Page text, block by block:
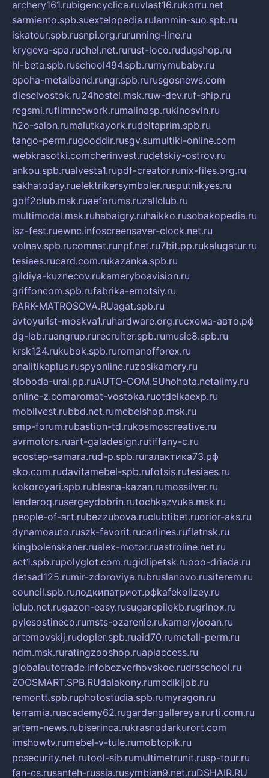
archery161.rubigencyclica.ruvlast16.rukorru.net
sarmiento.spb.suextelopedia.rulammin-suo.spb.ru
iskatour.spb.rusnpi.org.rurunning-line.ru
krygeva-spa.ruchel.net.rurust-loco.rudugshop.ru
hl-beta.spb.ruschool494.spb.rumymubaby.ru
epoha-metalband.rungr.spb.rurusgosnews.com
dieselvostok.ru24hostel.msk.ruw-dev.ruf-ship.ru
regsmi.rufilmnetwork.rumalinasp.rukinosvin.ru
h2o-salon.rumalutkayork.rudeltaprim.spb.ru
tango-perm.rugooddir.rusgv.sumultiki-online.com
webkrasotki.comcherinvest.rudetskiy-ostrov.ru
ankou.spb.rualvesta1.rupdf-creator.runix-files.org.ru
sakhatoday.ruelektrikersymboler.rusputnikyes.ru
golf2club.msk.ruaeforums.ruzallclub.ru
multimodal.msk.ruhabaigry.ruhaikko.rusobakopedia.ru
isz-fest.ruewnc.infoscreensaver-clock.net.ru
volnav.spb.rucomnat.runpf.net.ru7bit.pp.rukalugatur.ru
tesiaes.rucard.com.rukazanka.spb.ru
gildiya-kuznecov.rukameryboavision.ru
griffoncom.spb.rufabrika-emotsiy.ru
PARK-MATROSOVA.RUagat.spb.ru
avtoyurist-moskva1.ruhardware.org.ruсхема-авто.рф
dg-lab.ruangrup.rurecruiter.spb.rumusic8.spb.ru
krsk124.rukubok.spb.ruromanofforex.ru
analitikaplus.ruspyonline.ruzosikamery.ru
sloboda-ural.pp.ruAUTO-COM.SUhohota.netalimy.ru
online-z.comaromat-vostoka.ruotdelkaexp.ru
mobilvest.rubbd.net.rumebelshop.msk.ru
smp-forum.rubastion-td.rukosmoscreative.ru
avrmotors.ruart-galadesign.rutiffany-c.ru
ecostep-samara.rud-p.spb.ruгалактика73.рф
sko.com.rudavitamebel-spb.rufotsis.rutesiaes.ru
kokoroyari.spb.rublesna-kazan.rumossilver.ru
lenderoq.rusergeydobrin.rutochkazvuka.msk.ru
people-of-art.rubezzubova.ruclubtibet.ruorior-aks.ru
dynamoauto.ruszk-favorit.rucarlines.ruflatnsk.ru
kingbolenskaner.rualex-motor.ruastroline.net.ru
act1.spb.rupolyglot.com.rugidlipetsk.ruooo-driada.ru
detsad125.rumir-zdoroviya.rubruslanovo.rusiterem.ru
council.spb.ruлодкипатриот.рфkafekolizey.ru
iclub.net.rugazon-easy.rusugarepilekb.rugrinox.ru
pylesostineco.rumsts-ozarenie.rukameryjooan.ru
artemovskij.rudopler.spb.ruaid70.rumetall-perm.ru
ndm.msk.ruratingzooshop.ruapiaccess.ru
globalautotrade.infobezverhovskoe.rudrsschool.ru
ZOOSMART.SPB.RUdalakony.rumedikijob.ru
remontt.spb.ruphotostudia.spb.rumyragon.ru
terramia.ruacademy62.rugardengallereya.rurti.com.ru
artem-news.rubiserinca.rukrasnodarkurort.com
imshowtv.rumebel-v-tule.rumobtopik.ru
pcsecurity.net.rutool-sib.rumultimetrunit.rusp-tour.ru
fan-cs.rusanteh-russia.rusymbian9.net.ruDSHAIR.RU